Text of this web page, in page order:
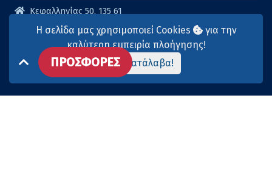
Κεφαλληνίας 50, 135 61
Άγιοι Ανάργυροι
210 2614316
210 2615904
info@aqua-marina.gr
ΠΡΟΣΦΟΡΕΣ
Η σελίδα μας χρησιμοποιεί Cookies
για την
καλύτερη εμπειρία πλοήγησης!
Το κατάλαβα!